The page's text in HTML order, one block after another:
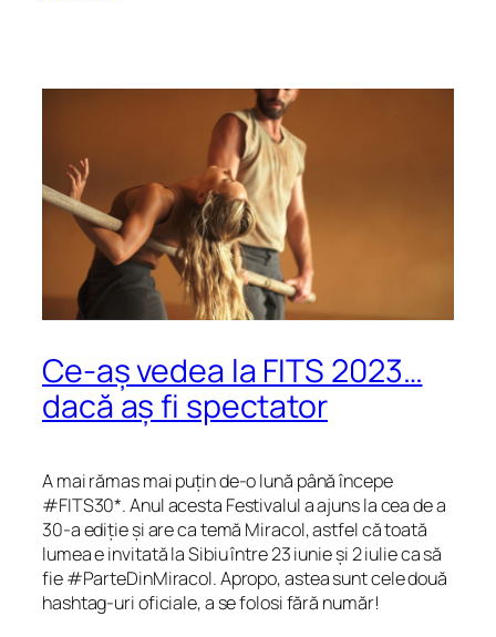
Ce-aș vedea la FITS 2023…
dacă aș fi spectator
A mai rămas mai puțin de-o lună până începe
#FITS30*. Anul acesta Festivalul a ajuns la cea de a
30-a ediție și are ca temă Miracol, astfel că toată
lumea e invitată la Sibiu între 23 iunie și 2 iulie ca să
fie #ParteDinMiracol. Apropo, astea sunt cele două
hashtag-uri oficiale, a se folosi fără număr!